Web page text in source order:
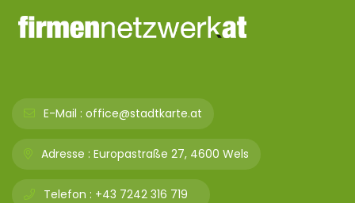
E-Mail : office@stadtkarte.at
Adresse : Europastraße 27, 4600 Wels
Telefon : +43 7242 316 719